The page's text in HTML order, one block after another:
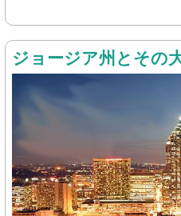
ジョージア州とその